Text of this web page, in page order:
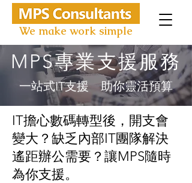
We make work simple
MPS專業​支援服務
一站式IT支援 助你靈活預算
IT擔心數碼轉型後，開支會
變大？缺乏內部IT團隊解決
遙距辦公需要？讓MPS隨時
為你支援。